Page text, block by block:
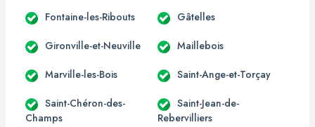
Fontaine-les-Ribouts Gâtelles
Gironville-et-Neuville Maillebois
Marville-les-Bois Saint-Ange-et-Torçay
Saint-Chéron-des-
Champs
Saint-Jean-de-
Rebervilliers